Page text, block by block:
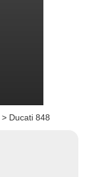
> Ducati 848